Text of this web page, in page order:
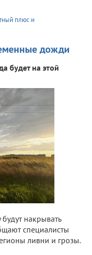
плюс и
дожди
будет на этой
накрывать
специалисты
ливни и грозы.